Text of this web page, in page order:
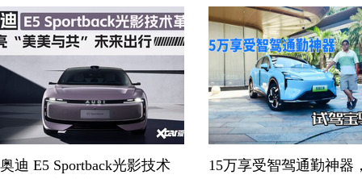
奥迪 E5 Sportback光影技术
15万享受智驾通勤神器